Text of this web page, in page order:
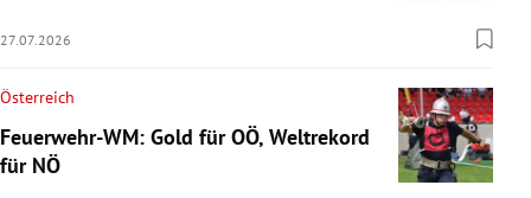
27.07.2026
Österreich
Feuerwehr-WM: Gold für OÖ, Weltrekord
für NÖ